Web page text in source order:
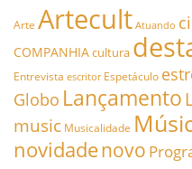
Arte Artecult Atuando
COMPANHIAcultura
Entrevista escritor Espetáculo
Globo Lançamento
music Musicalidade
novidadenovo